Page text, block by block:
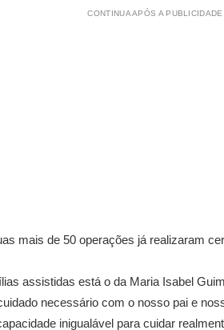
CONTINUA APÓS A PUBLICIDADE
mais de 50 operações já realizaram
assistidas está o da Maria Isabel
necessário com o nosso pai e
inigualável para cuidar